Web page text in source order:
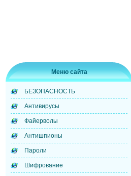
Меню сайта
БЕЗОПАСНОСТЬ
Антивирусы
Файерволы
Антишпионы
Пароли
Шифрование